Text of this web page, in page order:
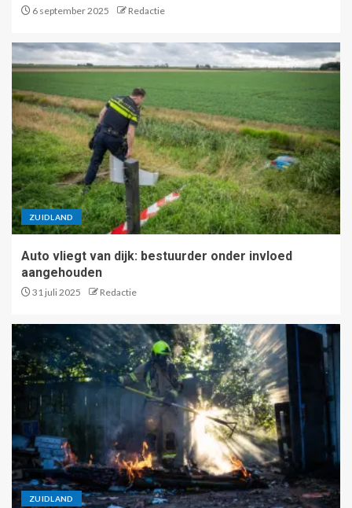
6 september 2025 Redactie
ZUIDLAND
Auto vliegt van dijk: bestuurder onder invloed
aangehouden
31 juli 2025 Redactie
ZUIDLAND